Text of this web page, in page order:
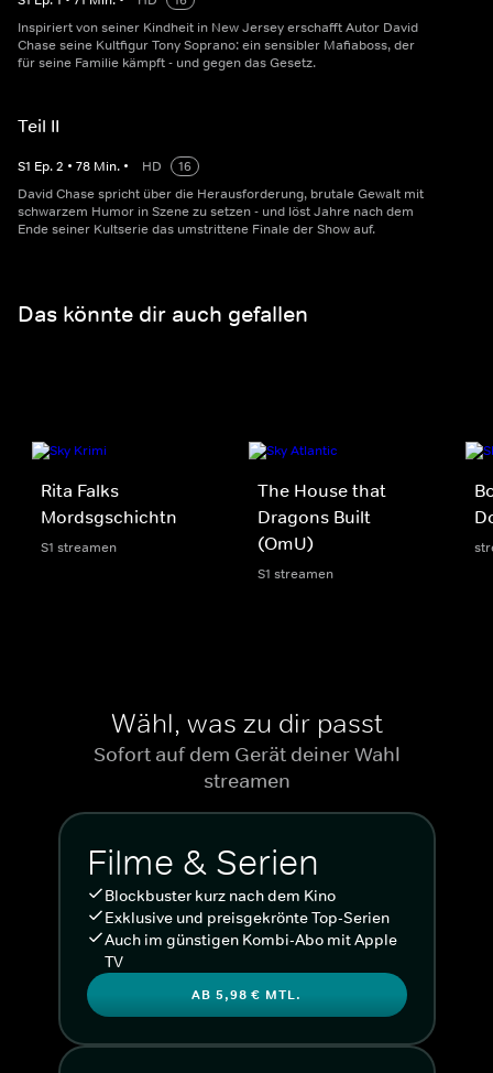
Inspiriert von seiner Kindheit in New Jersey erschafft Autor David
Chase seine Kultfigur Tony Soprano: ein sensibler Mafiaboss, der
für seine Familie kämpft - und gegen das Gesetz.
Teil II
S1 Ep.2 • 78 Min. • HD
16
David Chase spricht über die Herausforderung, brutale Gewalt mit
schwarzem Humor in Szene zu setzen - und löst Jahre nach dem
Ende seiner Kultserie das umstrittene Finale der Show auf.
Das könnte dir auch gefallen
Rita Falks
Mordsgschichtn
S1 streamen
The House that
Dragons Built
(OmU)
S1 streamen
Wähl, was zu dir passt
Sofort auf dem Gerät deiner Wahl
streamen
Filme & Serien
Blockbuster kurz nach dem Kino
Exklusive und preisgekrönte Top-Serien
Auch im günstigen Kombi-Abo mit Apple
TV
AB 5,98 € MTL.